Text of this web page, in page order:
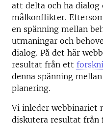
att delta och ha dialog
målkonflikter.
en spänning mellan
utmaningar och
dialog. På det här
resultat från ett
denna spänning
planering.
Vi inleder webbinariet
diskutera resultat från